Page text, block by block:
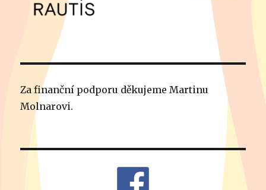
Za finanční podporu děkujeme Martinu
Molnarovi.